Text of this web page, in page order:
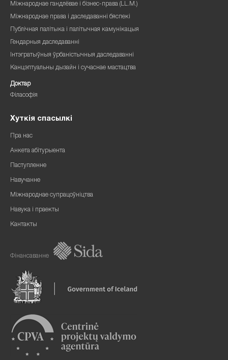
Міжнароднае гандлёвае і бізнес-права (LL.M.)
Міжнароднае права і даследаванні бяспекі
Публічная палітыка і палітычная камунікацыя
Гендарныя даследаванні
Інтэгратыўныя ўрбаністычныя даследаванні
Канцэптуальны дызайн і сучаснае мастацтва
Доктар
Філасофія
Хуткія спасылкі
Пра нас
Анкета абітурыента
Паступленне
Навучанне
Міжнароднае супрацоўніцтва
Навука і праекты
Кантакты
Фінансаванне